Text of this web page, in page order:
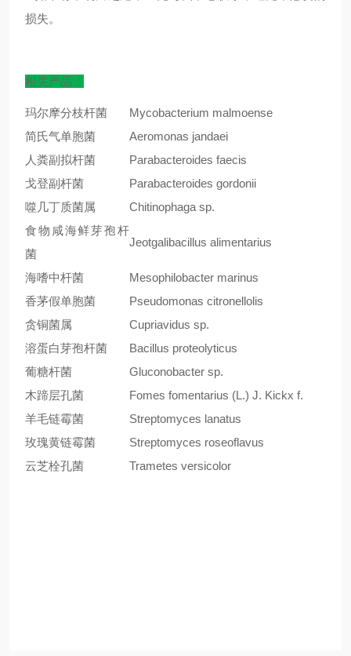
损失。
相关产品：
玛尔摩分枝杆菌
Mycobacterium malmoense
简氏气单胞菌
Aeromonas jandaei
人粪副拟杆菌
Parabacteroides faecis
戈登副杆菌
Parabacteroides gordonii
噬几丁质菌属
Chitinophaga sp.
食物咸海鲜芽孢杆
菌
Jeotgalibacillus alimentarius
海嗜中杆菌
Mesophilobacter marinus
香茅假单胞菌
Pseudomonas citronellolis
贪铜菌属
Cupriavidus sp.
溶蛋白芽孢杆菌
Bacillus proteolyticus
葡糖杆菌
Gluconobacter sp.
木蹄层孔菌
Fomes fomentarius (L.) J. Kickx f.
羊毛链霉菌
Streptomyces lanatus
玫瑰黄链霉菌
Streptomyces roseoflavus
云芝栓孔菌
Trametes versicolor